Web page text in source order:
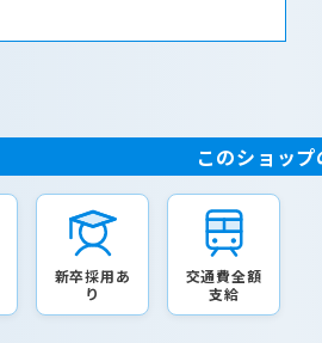
このショッ
新卒採用あ
り
交通費全額
支給